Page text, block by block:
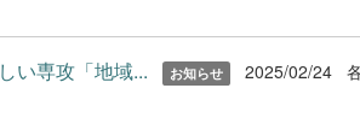
い専攻「地域... お知らせ 2025/02/24